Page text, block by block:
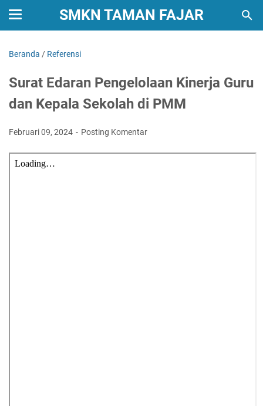
SMKN TAMAN FAJAR
Beranda / Referensi
Surat Edaran Pengelolaan Kinerja Guru
dan Kepala Sekolah di PMM
Februari 09, 2024 Posting Komentar